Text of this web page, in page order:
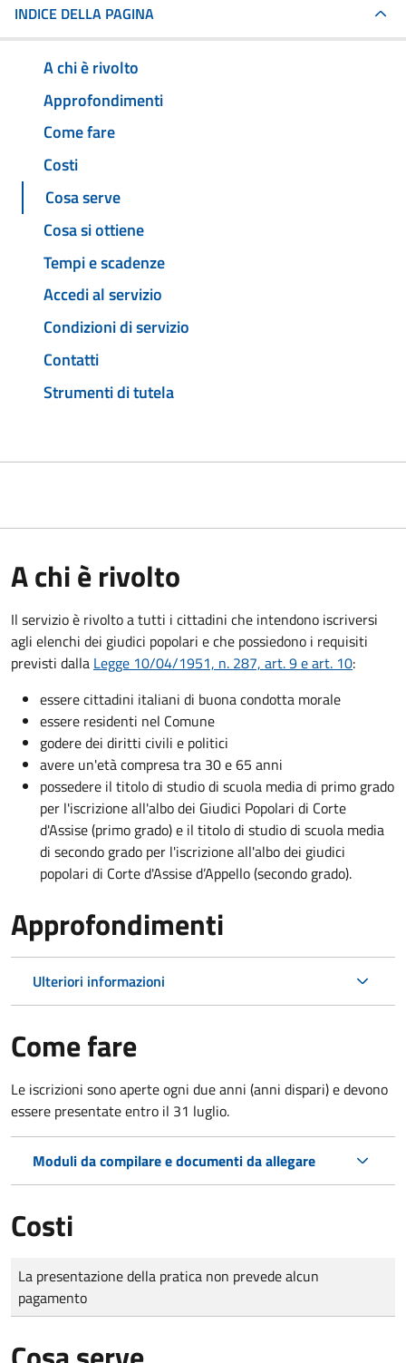
INDICE DELLA PAGINA
A chi è rivolto
Approfondimenti
Come fare
Costi
Cosa serve
Cosa si ottiene
Tempi e scadenze
Accedi al servizio
Condizioni di servizio
Contatti
Strumenti di tutela
A chi è rivolto
Il servizio è rivolto a tutti i cittadini che intendono iscriversi
agli elenchi dei giudici popolari e che possiedono i requisiti
previsti dalla Legge 10/04/1951, n. 287, art. 9 e art. 10:
essere cittadini italiani di buona condotta morale
essere residenti nel Comune
godere dei diritti civili e politici
avere un'età compresa tra 30 e 65 anni
possedere il titolo di studio di scuola media di primo grado
per l'iscrizione all'albo dei Giudici Popolari di Corte
d'Assise (primo grado) e il titolo di studio di scuola media
di secondo grado per l'iscrizione all'albo dei giudici
popolari di Corte d'Assise d’Appello (secondo grado).
Approfondimenti
Ulteriori informazioni
Come fare
Le iscrizioni sono aperte ogni due anni (anni dispari) e devono
essere presentate entro il 31 luglio.
Moduli da compilare e documenti da allegare
Costi
Tipo di pagamento
Importo
La presentazione della pratica non prevede alcun
pagamento